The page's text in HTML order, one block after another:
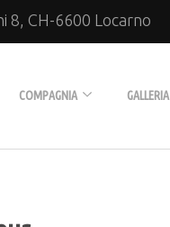
8, CH-6600 Locarno
COMPAGNIA GALLERIA